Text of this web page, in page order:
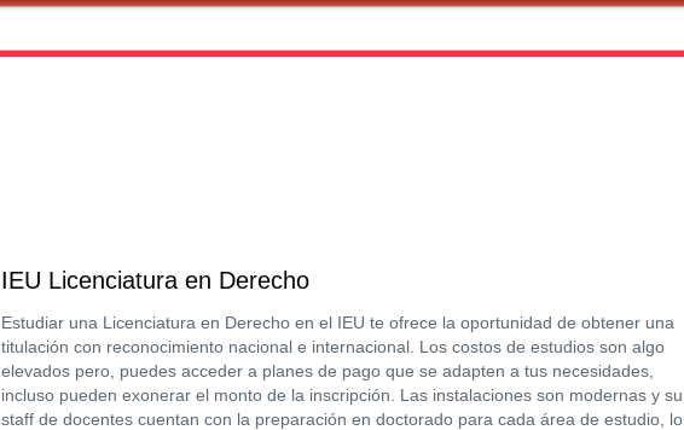
IEU Licenciatura en Derecho
Estudiar una Licenciatura en Derecho en el IEU te ofrece la oportunidad de obtener una
titulación con reconocimiento nacional e internacional. Los costos de estudios son algo
elevados pero, puedes acceder a planes de pago que se adapten a tus necesidades,
incluso pueden exonerar el monto de la inscripción. Las instalaciones son modernas y su
staff de docentes cuentan con la preparación en doctorado para cada área de estudio, lo